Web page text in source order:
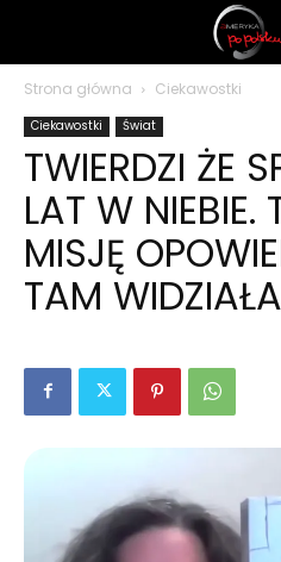
polsku
Strona główna Ciekawostki
Ciekawostki Świat
TWIERDZI ŻE
LAT W NIEBIE.
MISJĘ
TAM WIDZIAŁA